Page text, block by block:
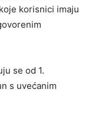
korisnici imaju
se od 1.
s uvećanim